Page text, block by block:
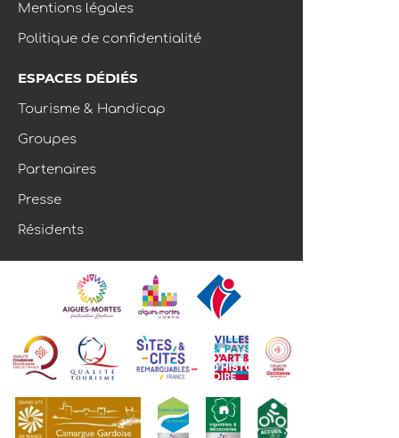
Mentions légales
Politique de confidentialité
ESPACES DÉDIÉS
Tourisme & Handicap
Groupes
Partenaires
Presse
Résidents